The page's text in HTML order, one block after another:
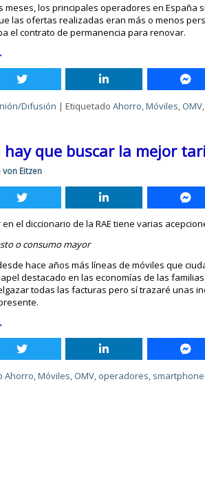
meses, los principales operadores en
las ofertas realizadas eran más o menos
el contrato de permanencia para renovar.
Difusión |Etiquetado Ahorro,Móviles, OMV,
hay que buscar la mejor
Eitzen
el diccionario de la RAE tiene varias
o consumo mayor
hace años más líneas de móviles que
destacado en las economías de las
todas las facturas pero sí trazaré unas
Ahorro,Móviles, OMV, operadores,